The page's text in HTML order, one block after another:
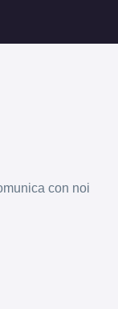
con noi